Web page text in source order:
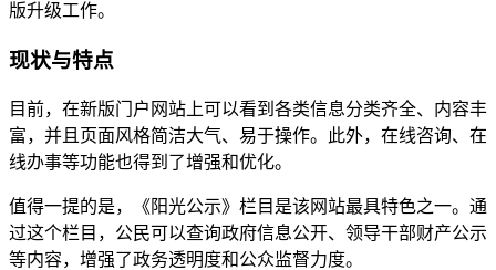
版升级工作。
现状与特点
目前，在新版门户网站上可以看到各类信息分类齐全、内容丰
富，并且页面风格简洁大气、易于操作。此外，在线咨询、在
线办事等功能也得到了增强和优化。
值得一提的是，《阳光公示》栏目是该网站最具特色之一。通
过这个栏目，公民可以查询政府信息公开、领导干部财产公示
等内容，增强了政务透明度和公众监督力度。